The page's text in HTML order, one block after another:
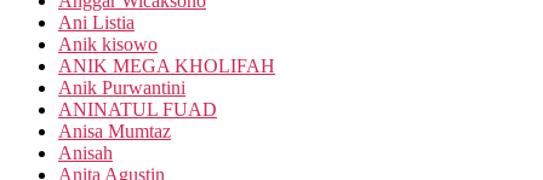
Ani Listia
Anik kisowo
ANIK MEGA KHOLIFAH
Anik Purwantini
ANINATUL FUAD
Anisa Mumtaz
Anisah
Anita Agustin